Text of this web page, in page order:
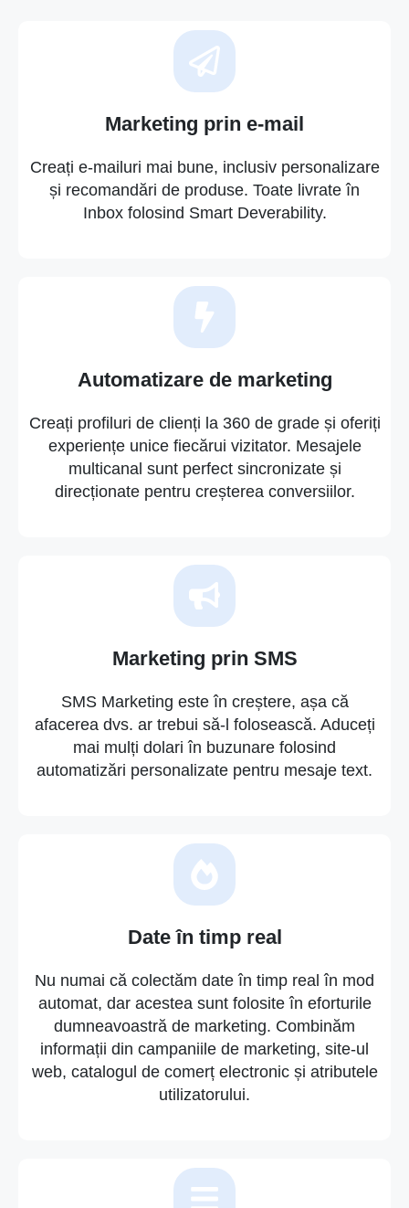
Marketing prin e-mail
Creați e-mailuri mai bune, inclusiv personalizare
și recomandări de produse. Toate livrate în
Inbox folosind Smart Deverability.
Automatizare de marketing
Creați profiluri de clienți la 360 de grade și oferiți
experiențe unice fiecărui vizitator. Mesajele
multicanal sunt perfect sincronizate și
direcționate pentru creșterea conversiilor.
Marketing prin SMS
SMS Marketing este în creștere, așa că
afacerea dvs. ar trebui să-l folosească. Aduceți
mai mulți dolari în buzunare folosind
automatizări personalizate pentru mesaje text.
Date în timp real
Nu numai că colectăm date în timp real în mod
automat, dar acestea sunt folosite în eforturile
dumneavoastră de marketing. Combinăm
informații din campaniile de marketing, site-ul
web, catalogul de comerț electronic și atributele
utilizatorului.